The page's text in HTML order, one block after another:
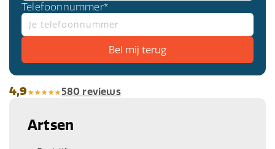
Telefoonnummer*
4,9 580 reviews
Artsen